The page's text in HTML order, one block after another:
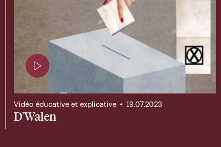
Page contenant une vidéo
D'Walen
Vidéo éducative et explicative 19.07.2023